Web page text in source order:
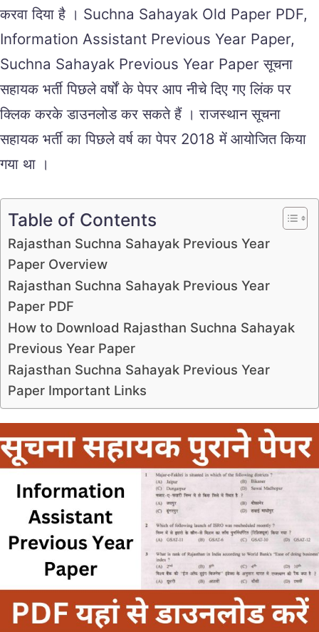
करवा दिया है । Suchna Sahayak Old Paper PDF,
Information Assistant Previous Year Paper,
Suchna Sahayak Previous Year Paper सूचना
सहायक भर्ती पिछले वर्षों के पेपर आप नीचे दिए गए लिंक पर
क्लिक करके डाउनलोड कर सकते हैं । राजस्थान सूचना
सहायक भर्ती का पिछले वर्ष का पेपर 2018 में आयोजित किया
गया था ।
Table of Contents
Rajasthan Suchna Sahayak Previous Year
Paper Overview
Rajasthan Suchna Sahayak Previous Year
Paper PDF
How to Download Rajasthan Suchna Sahayak
Previous Year Paper
Rajasthan Suchna Sahayak Previous Year
Paper Important Links